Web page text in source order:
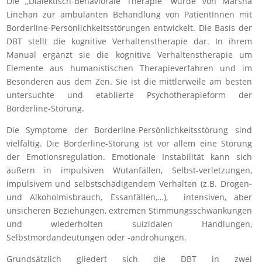
Linehan zur ambulanten Behandlung von PatientInnen mit
Borderline-Persönlichkeitsstörungen entwickelt. Die Basis der
DBT stellt die kognitive Verhaltenstherapie dar. In ihrem
Manual ergänzt sie die kognitive Verhaltenstherapie um
Elemente aus humanistischen Therapieverfahren und im
Besonderen aus dem Zen. Sie ist die mittlerweile am besten
untersuchte und etablierte Psychotherapieform der
Borderline-Störung.
Die Symptome der Borderline-Persönlichkeitsstörung sind
vielfältig. Die Borderline-Störung ist vor allem eine Störung
der Emotionsregulation. Emotionale Instabilität kann sich
äußern in impulsiven Wutanfällen, Selbst-verletzungen,
impulsivem und selbstschädigendem Verhalten (z.B. Drogen-
und Alkoholmisbrauch, Essanfällen,…), intensiven, aber
unsicheren Beziehungen, extremen Stimmungsschwankungen
und wiederholten suizidalen Handlungen,
Selbstmordandeutungen oder -androhungen.
Grundsätzlich gliedert sich die DBT in zwei